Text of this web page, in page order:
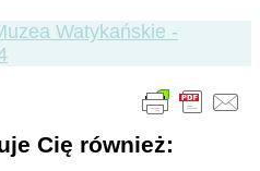
Watykańskie -
Cię również: